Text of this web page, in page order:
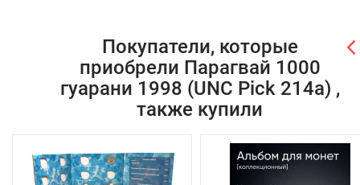
Покупатели, которые
приобрели Парагвай 1000
гуарани 1998 (UNC Pick 214a) ,
также купили